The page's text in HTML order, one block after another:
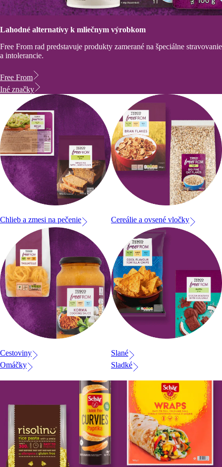
Lahodné alternatívy k mliečnym výrobkom
Free From rad predstavuje produkty zamerané na špeciálne stravovanie
a intolerancie.
Free From
Iné značky
Chlieb a zmesi na pečenie Cereálie a ovsené vločky
Cestoviny
Omáčky
Slané
Sladké